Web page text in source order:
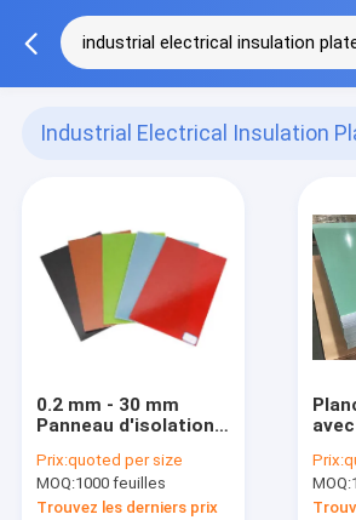
Industrial Electrical Insulation
0.2 mm - 30 mm
Panneau d'isolation
stabilité électrique
et haute résistance
mécanique
Prix:quoted per size
MOQ:1000 feuilles
Trouvez les derniers prix
Prix:
MOQ: